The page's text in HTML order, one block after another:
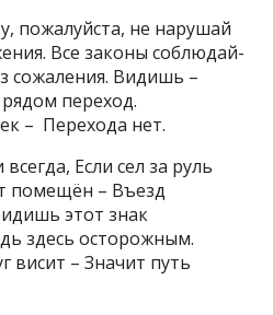
пожалуйста, не нарушай
Все законы соблюдай-
сожаления. Видишь –
переход.
– Перехода нет.
Если сел за руль
помещён – Въезд
этот знак
здесь осторожным.
висит – Значит путь